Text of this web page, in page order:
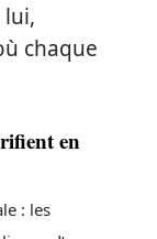
lui,
chaque
en
: les